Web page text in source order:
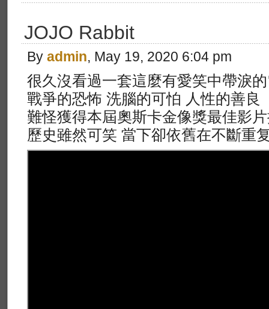
JOJO Rabbit
By admin, May 19, 2020 6:04 pm
很久沒看過一套這麼有愛笑中帶淚
戰爭的恐怖 洗腦的可怕 人性的善良
難怪獲得本屆奧斯卡金像獎最佳影
歷史雖然可笑 當下卻依舊在不斷重